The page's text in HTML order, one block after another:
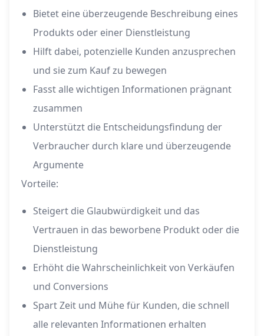
Bietet eine überzeugende Beschreibung eines
Produkts oder einer Dienstleistung
Hilft dabei, potenzielle Kunden anzusprechen
und sie zum Kauf zu bewegen
Fasst alle wichtigen Informationen prägnant
zusammen
Unterstützt die Entscheidungsfindung der
Verbraucher durch klare und überzeugende
Argumente
Vorteile:
Steigert die Glaubwürdigkeit und das
Vertrauen in das beworbene Produkt oder die
Dienstleistung
Erhöht die Wahrscheinlichkeit von Verkäufen
und Conversions
Spart Zeit und Mühe für Kunden, die schnell
alle relevanten Informationen erhalten